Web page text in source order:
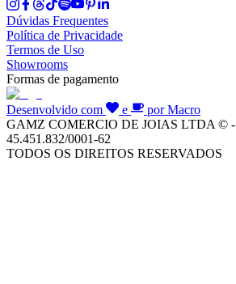
Dúvidas Frequentes
Política de Privacidade
Termos de Uso
Showrooms
Formas de pagamento
Desenvolvido com e
por Macro
GAMZ COMERCIO DE JOIAS LTDA © -
45.451.832/0001-62
TODOS OS DIREITOS RESERVADOS